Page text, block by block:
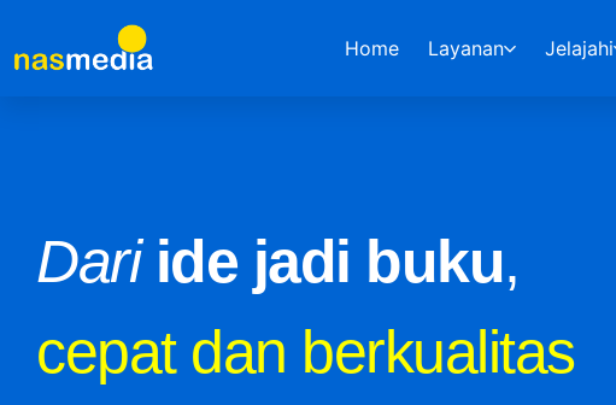
Home Layanan Jelajahi
Dari ide jadi buku,
cepat dan berkualitas